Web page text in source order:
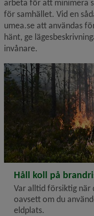
arbeta för att minimera
för samhället. Vid en
umea.se att användas
hänt, ge
invånare.
2026-07-13
Håll koll på
Var alltid försiktig när
oavsett om du
eldplats.